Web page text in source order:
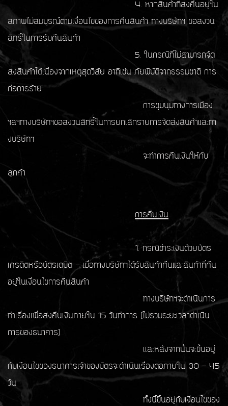
4. หากสินค้าที่ส่งคืนอยู่ใน
สภาพไม่สมบูรณ์ตามเงื่อนไขของการคืนสินค้า ทางบริษัทฯ ขอสงวน
สิทธิ์ในการรับคืนสินค้า
5. ในกรณีที่ไม่สามารถจัด
ส่งสินค้าได้เนื่องจากเหตุสุดวิสัย อาทิเช่น ภัยพิบัติจากธรรมชาติ การ
ก่อการร้าย
การชุมนุมทางการเมือง
ฯลฯทางบริษัทฯขอสงวนสิทธิ์ในการยกเลิกรายการจัดส่งสินค้าและทา
งบริษัทฯ
จะทำการคืนเงินให้กับ
ลูกค้า
การคืนเงิน
1. กรณีชำระเงินด้วยบัตร
เครดิตหรือบัตรเดบิต - เมื่อทางบริษัทฯได้รับสินค้าคืนและสินค้าที่คืน
อยู่ในเงื่อนไขการคืนสินค้า
ทางบริษัทฯจะดำเนินการ
ทำเรื่องเพื่อส่งคืนเงินภายใน 15 วันทำการ (ไม่รวมระยะเวลาดำเนิน
การของธนาคาร)
เเละหลังจากนั้นจะขึ้นอยู่
กับเงือนไขของธนาคารเจ้าของบัตรจะดำเนินเรื่องต่อภายใน 30 - 45
วัน
ทั้งนี้ขึ้นอยู่กับเงื่อนไขของ